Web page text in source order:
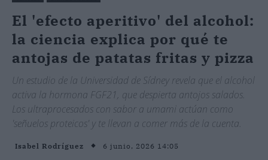
El 'efecto aperitivo' del alcohol:
la ciencia explica por qué te
antojas de patatas fritas y pizza
Un estudio de la Universidad de Sídney revela que el alcohol
activa la hormona FGF21, que despierta antojos salados.
Los ultraprocesados con sabor a umami actúan como
'señuelos proteicos' y te llevan a comer más de la cuenta.
Isabel Rodríguez 6 junio, 2026 14:05